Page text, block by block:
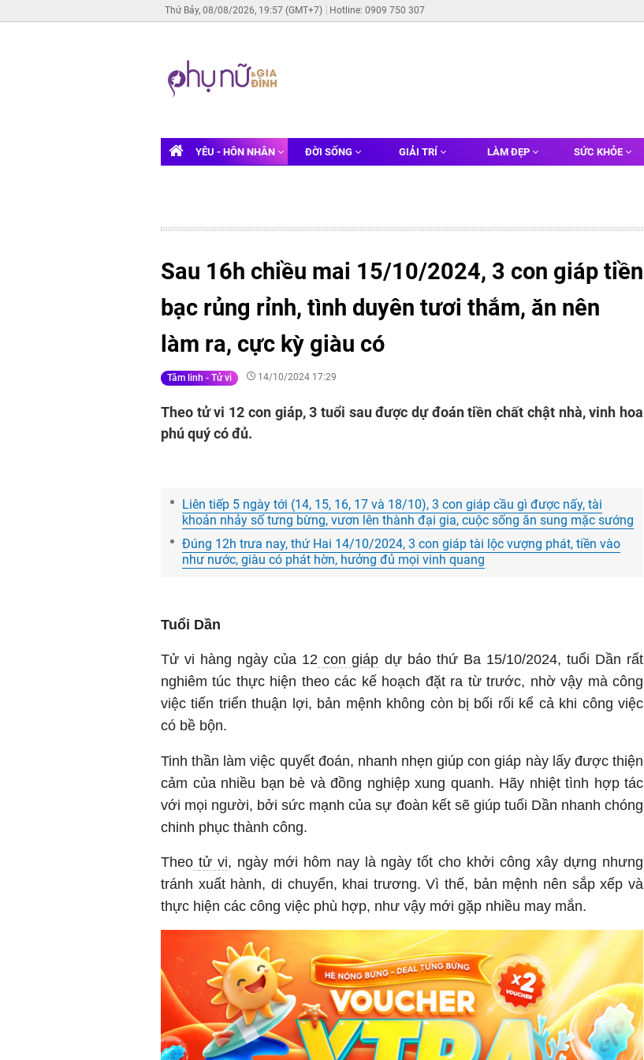
Thứ Bảy, 08/08/2026, 19:57 (GMT+7) Hotline: 0909 750 307
YÊU - HÔN NHÂN ĐỜI SỐNG GIẢI TRÍ LÀM ĐẸP SỨC KHỎE
Sau 16h chiều mai 15/10/2024, 3 con giáp tiền
bạc rủng rỉnh, tình duyên tươi thắm, ăn nên
làm ra, cực kỳ giàu có
Tâm linh - Tử vi 14/10/2024 17:29
Theo tử vi 12 con giáp, 3 tuổi sau được dự đoán tiền chất chật nhà, vinh hoa
phú quý có đủ.
Liên tiếp 5 ngày tới (14, 15, 16, 17 và 18/10), 3 con giáp cầu gì được nấy, tài
khoản nhảy số tưng bừng, vươn lên thành đại gia, cuộc sống ăn sung mặc sướng
Đúng 12h trưa nay, thứ Hai 14/10/2024, 3 con giáp tài lộc vượng phát, tiền vào
như nước, giàu có phát hờn, hưởng đủ mọi vinh quang
Tuổi Dần
Tử vi hàng ngày của 12 con giáp dự báo thứ Ba 15/10/2024, tuổi Dần rất
nghiêm túc thực hiện theo các kế hoạch đặt ra từ trước, nhờ vậy mà công
việc tiến triển thuận lợi, bản mệnh không còn bị bối rối kể cả khi công việc
có bề bộn.
Tinh thần làm việc quyết đoán, nhanh nhẹn giúp con giáp này lấy được thiện
cảm của nhiều bạn bè và đồng nghiệp xung quanh. Hãy nhiệt tình hợp tác
với mọi người, bởi sức mạnh của sự đoàn kết sẽ giúp tuổi Dần nhanh chóng
chinh phục thành công.
Theo tử vi, ngày mới hôm nay là ngày tốt cho khởi công xây dựng nhưng
tránh xuất hành, di chuyển, khai trương. Vì thế, bản mệnh nên sắp xếp và
thực hiện các công việc phù hợp, như vậy mới gặp nhiều may mắn.